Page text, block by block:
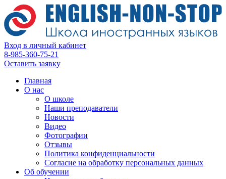
Вход в личный кабинет
8-985-360-75-21
Оставить заявку
Главная
О нас
О школе
Наши преподаватели
Новости
Видео
Фотографии
Отзывы
Политика конфиденциальности
Согласие на обработку персональных данных
Об обучении